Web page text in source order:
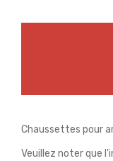
Chaussettes pour
Veuillez noter que